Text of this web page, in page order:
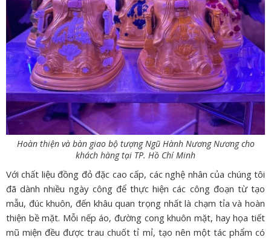
Hoàn thiện và bàn giao bộ tượng Ngũ Hành Nương Nương cho
khách hàng tại TP. Hồ Chí Minh
Với chất liệu đồng đỏ đặc cao cấp, các nghệ nhân của chúng tôi
đã dành nhiều ngày công để thực hiện các công đoạn từ tạo
mẫu, đúc khuôn, đến khâu quan trọng nhất là chạm tỉa và hoàn
thiện bề mặt. Mỗi nếp áo, đường cong khuôn mặt, hay họa tiết
mũ miện đều được trau chuốt tỉ mỉ, tạo nên một tác phẩm có